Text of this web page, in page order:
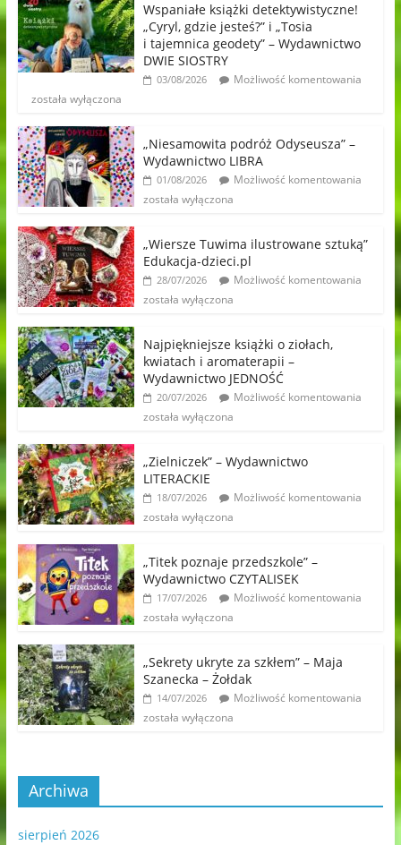
Wspaniałe książki detektywistyczne!
„Cyryl, gdzie jesteś?” i „Tosia
i tajemnica geodety” – Wydawnictwo
DWIE SIOSTRY
03/08/2026
Możliwość komentowania
została wyłączona
„Niesamowita podróż Odyseusza” –
Wydawnictwo LIBRA
01/08/2026
Możliwość komentowania
została wyłączona
„Wiersze Tuwima ilustrowane sztuką”
Edukacja-dzieci.pl
28/07/2026
Możliwość komentowania
została wyłączona
Najpiękniejsze książki o ziołach,
kwiatach i aromaterapii –
Wydawnictwo JEDNOŚĆ
20/07/2026
Możliwość komentowania
została wyłączona
„Zielniczek” – Wydawnictwo
LITERACKIE
18/07/2026
Możliwość komentowania
została wyłączona
„Titek poznaje przedszkole” –
Wydawnictwo CZYTALISEK
17/07/2026
Możliwość komentowania
została wyłączona
„Sekrety ukryte za szkłem” – Maja
Szanecka – Żołdak
14/07/2026
Możliwość komentowania
została wyłączona
Archiwa
sierpień 2026